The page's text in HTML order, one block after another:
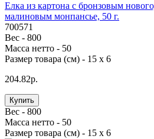
Елка из картона с бронзовым
малиновым монпансье, 50 г.
700571
Вес - 800
Масса нетто - 50
Размер товара (см) - 15 х 6
204.82р.
Купить
Вес - 800
Масса нетто - 50
Размер товара (см) - 15 х 6